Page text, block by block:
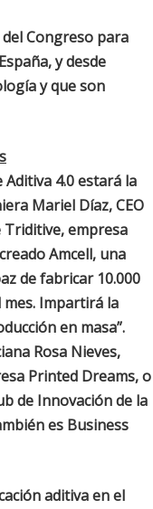
Congreso para
y desde
y que son
Aditiva 4.0 estará la
Mariel Díaz, CEO
Triditive, empresa
Amcell, una
de fabricar 10.000
mes. Impartirá la
en masa”.
Rosa Nieves,
Printed Dreams, o
de Innovación de la
es Business
aditiva en el